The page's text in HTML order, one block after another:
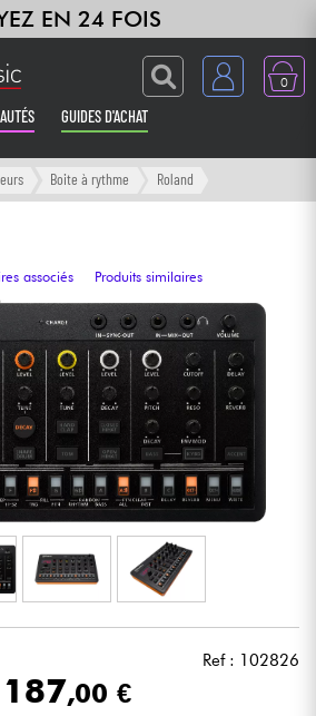
EN 24 FOIS
0
GUIDES D'ACHAT
Boite à rythme Roland
associés
Produits similaires
Ref : 102826
187,00 €